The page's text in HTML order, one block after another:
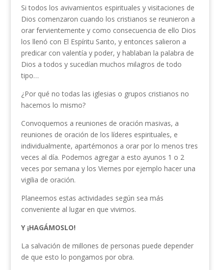
Si todos los avivamientos espirituales y visitaciones de
Dios comenzaron cuando los cristianos se reunieron a
orar fervientemente y como consecuencia de ello Dios
los llenó con El Espíritu Santo, y entonces salieron a
predicar con valentía y poder, y hablaban la palabra de
Dios a todos y sucedían muchos milagros de todo
tipo…
¿Por qué no todas las iglesias o grupos cristianos no
hacemos lo mismo?
Convoquemos a reuniones de oración masivas, a
reuniones de oración de los líderes espirituales, e
individualmente, apartémonos a orar por lo menos tres
veces al día. Podemos agregar a esto ayunos 1 o 2
veces por semana y los Viernes por ejemplo hacer una
vigilia de oración.
Planeemos estas actividades según sea más
conveniente al lugar en que vivimos.
Y ¡HAGÁMOSLO!
La salvación de millones de personas puede depender
de que esto lo pongamos por obra.